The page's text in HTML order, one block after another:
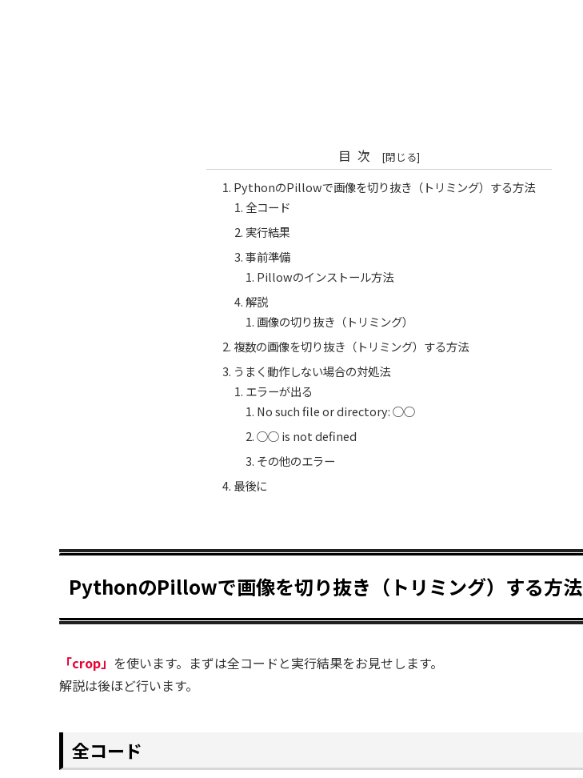
目次
PythonのPillowで画像を切り抜き（トリミング）する方法
全コード
実行結果
事前準備
Pillowのインストール方法
解説
画像の切り抜き（トリミング）
複数の画像を切り抜き（トリミング）する方法
うまく動作しない場合の対処法
エラーが出る
No such file or directory: ○○
○○ is not defined
その他のエラー
最後に
PythonのPillowで画像を切り抜き（トリミング）する方法
「crop」 を使います。まずは全コードと実行結果をお見せします。
解説は後ほど行います。
全コード